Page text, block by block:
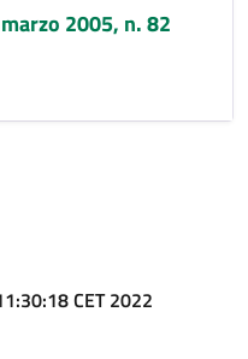
2005, n. 82
CET 2022